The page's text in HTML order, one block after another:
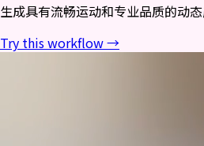
生成具有流畅运动和专业品质的动态
Try this workflow →